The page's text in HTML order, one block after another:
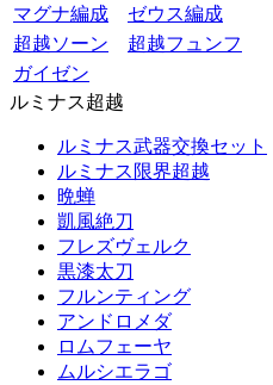
マグナ編成
ゼウス編成
超越ソーン
超越フュンフ
ガイゼン
ルミナス超越
ルミナス武器交換セット
ルミナス限界超越
晩蝉
凱風絶刀
フレズヴェルク
黒漆太刀
フルンティング
アンドロメダ
ロムフェーヤ
ムルシエラゴ